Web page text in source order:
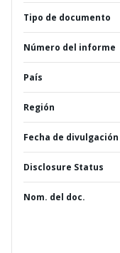
Tipo de documento
Número del informe
País
Región
Fecha de divulgación
Disclosure Status
Nom. del doc.